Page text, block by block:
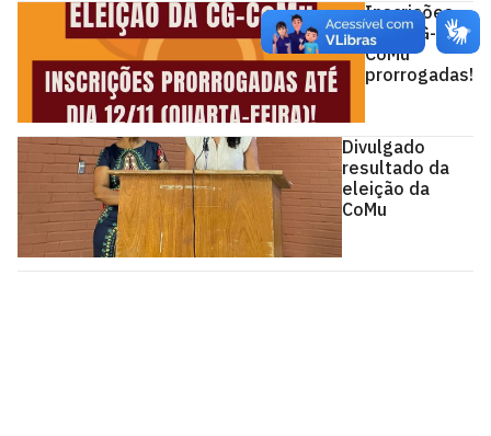
Inscrições
para CG-
CoMu
prorrogadas!
Divulgado
resultado da
eleição da
CoMu